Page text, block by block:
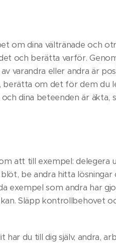
om dina vältränade och
och berätta varför.
varandra eller andra är
om det för dem du
dina beteenden är äkta,
att till exempel: delegera
be andra hitta
exempel som andra har
Släpp kontrollbehovet
har du till dig själv, andra,